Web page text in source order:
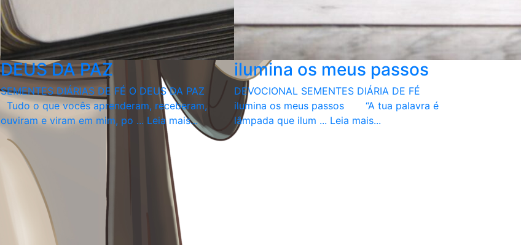
DEUS DA PAZ
SEMENTES DIÁRIAS DE FÉ O DEUS DA PAZ
Tudo o que vocês aprenderam, receberam,
ouviram e viram em mim, po ... Leia mais...
ilumina os meus passos
DEVOCIONAL SEMENTES DIÁRIA DE FÉ
ilumina os meus passos “A tua palavra é
lâmpada que ilum ... Leia mais...